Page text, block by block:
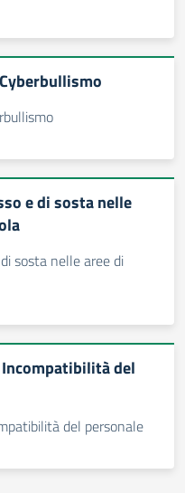
e di sosta nelle
sosta nelle aree di
del
del personale